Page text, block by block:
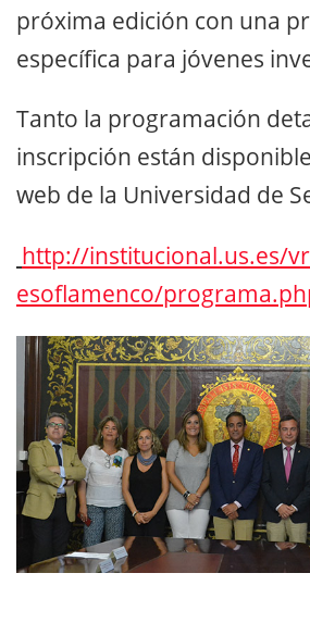
próxima edición con una
específica para jóvenes
Tanto la programación
inscripción están
web de la Universidad de
http://institucional.us.es/
esoflamenco/